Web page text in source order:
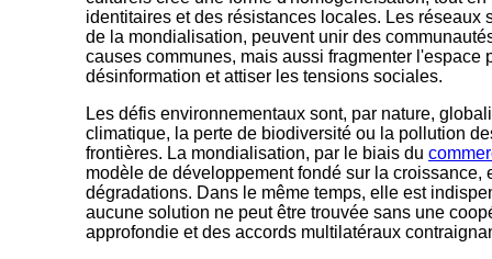
identitaires et des résistances locales. Les réseaux
de la mondialisation, peuvent unir des
causes communes, mais aussi fragmenter l'espace
désinformation et attiser les tensions sociales.
Les défis environnementaux sont, par nature,
climatique, la perte de biodiversité ou la pollution
frontières. La mondialisation, par le biais du
modèle de développement fondé sur la croissance,
dégradations. Dans le même temps, elle est
aucune solution ne peut être trouvée sans une
approfondie et des accords multilatéraux